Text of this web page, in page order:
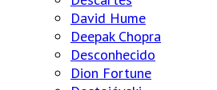
David Hume
Deepak Chopra
Desconhecido
Dion Fortune